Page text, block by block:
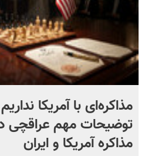
مذاکره‌ای با آمریکا
توضیحات مهم عراقچی
مذاکره آمریکا و ایران